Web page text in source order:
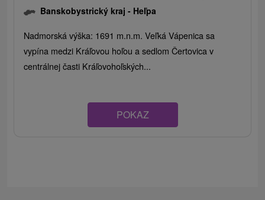
Banskobystrický kraj - Heľpa
Nadmorská výška: 1691 m.n.m. Veľká Vápenica sa
vypína medzi Kráľovou hoľou a sedlom Čertovica v
centrálnej časti Kráľovohoľských...
POKAZ